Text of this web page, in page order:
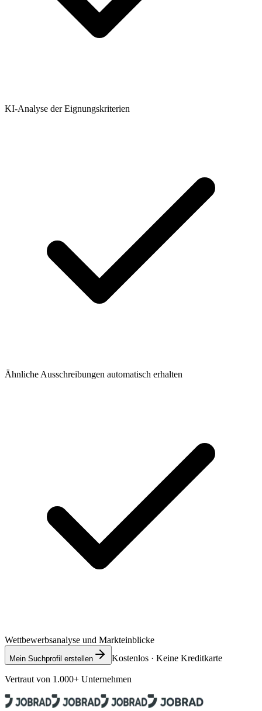
KI-Analyse der Eignungskriterien
Ähnliche Ausschreibungen automatisch erhalten
Wettbewerbsanalyse und Markteinblicke
Mein Suchprofil erstellen Kostenlos · Keine Kreditkarte
Vertraut von 1.000+ Unternehmen